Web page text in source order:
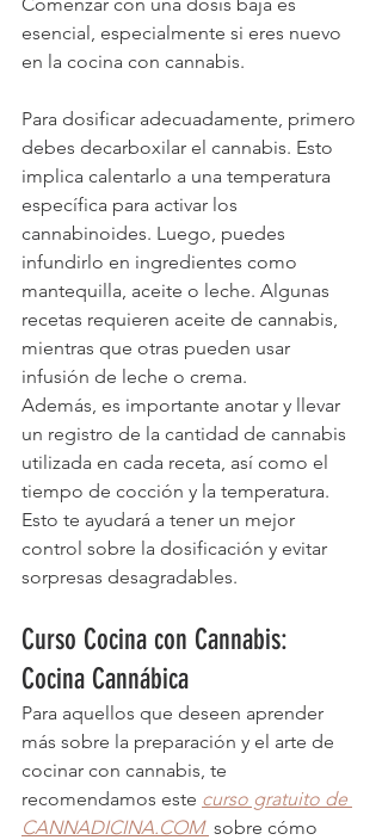
esencial, especialmente si eres nuevo
en la cocina con cannabis.
Para dosificar adecuadamente, primero
debes decarboxilar el cannabis. Esto
implica calentarlo a una temperatura
específica para activar los
cannabinoides. Luego, puedes
infundirlo en ingredientes como
mantequilla, aceite o leche. Algunas
recetas requieren aceite de cannabis,
mientras que otras pueden usar
infusión de leche o crema.
Además, es importante anotar y llevar
un registro de la cantidad de cannabis
utilizada en cada receta, así como el
tiempo de cocción y la temperatura.
Esto te ayudará a tener un mejor
control sobre la dosificación y evitar
sorpresas desagradables.
Curso Cocina con Cannabis:
Cocina Cannábica
Para aquellos que deseen aprender
más sobre la preparación y el arte de
cocinar con cannabis, te
recomendamos este curso gratuito de
CANNADICINA.COM sobre cómo